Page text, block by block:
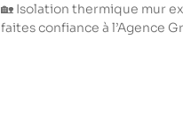
🏡 Isolation thermique mur
faites confiance à l’Agence